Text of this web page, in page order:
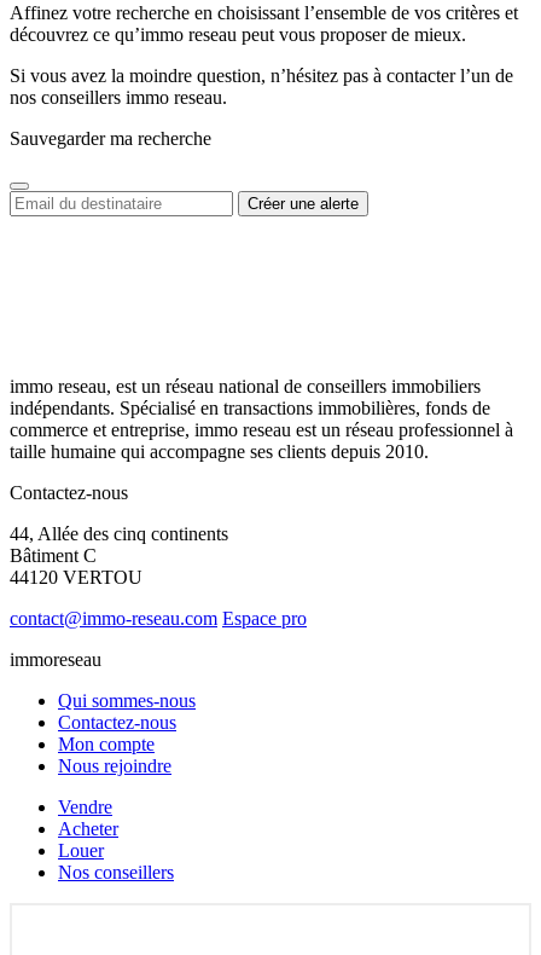
Affinez votre recherche en choisissant l’ensemble de vos critères et
découvrez ce qu’immo reseau peut vous proposer de mieux.
Si vous avez la moindre question, n’hésitez pas à contacter l’un de
nos conseillers immo reseau.
Sauvegarder ma recherche
immo reseau, est un réseau national de conseillers immobiliers
indépendants. Spécialisé en transactions immobilières, fonds de
commerce et entreprise, immo reseau est un réseau professionnel à
taille humaine qui accompagne ses clients depuis 2010.
Contactez-nous
44, Allée des cinq continents
Bâtiment C
44120 VERTOU
contact@immo-reseau.com Espace pro
immoreseau
Qui sommes-nous
Contactez-nous
Mon compte
Nous rejoindre
Vendre
Acheter
Louer
Nos conseillers